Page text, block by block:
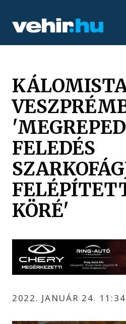
FELEDÉS
KÖRÉ'
2022. JANUÁR 24. 11:34